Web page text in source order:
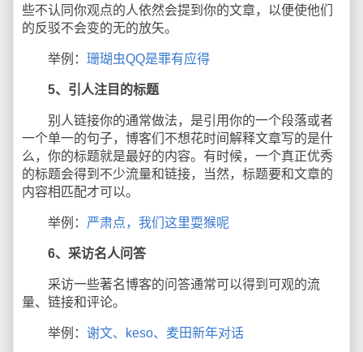
些不认同你观点的人依然会提到你的文章，以便使他们
的反驳不会变的无的放矢。
举例： 珊瑚虫QQ是罪有应得
5、引人注目的标题
别人链接你的通常做法，是引用你的一个段落或者
一个单一的句子，博客们不想花时间解释文章写的是什
么，你的标题就是最好的内容。有时候，一个真正优秀
的标题会得到不少流量和链接，当然，标题要和文章的
内容相匹配才可以。
举例： 严肃点，我们这里耍猴呢
6、采访名人问答
采访一些著名博客的问答通常可以得到可观的流
量、链接和评论。
举例： 谢文、keso、麦田新年对话